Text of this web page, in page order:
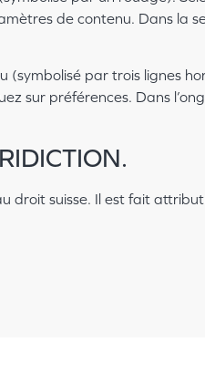
de contenu. Dans la
par trois lignes
sur préférences. Dans
droit suisse. Il est fait